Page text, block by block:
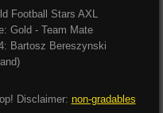
Football Stars AXL
Gold - Team Mate
Bartosz Bereszynski
Disclaimer: non-gradables